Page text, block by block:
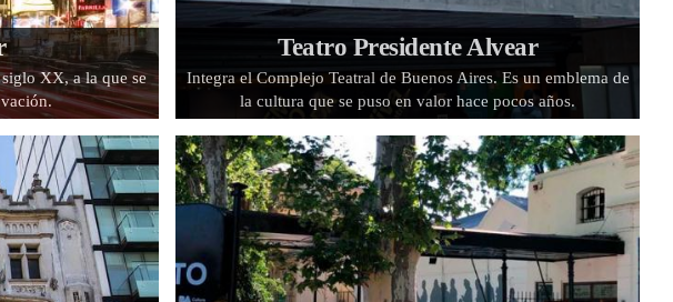
XX, a la que se
Teatro Presidente Alvear
Integra el Complejo Teatral de Buenos Aires. Es un emblema de
la cultura que se puso en valor hace pocos años.